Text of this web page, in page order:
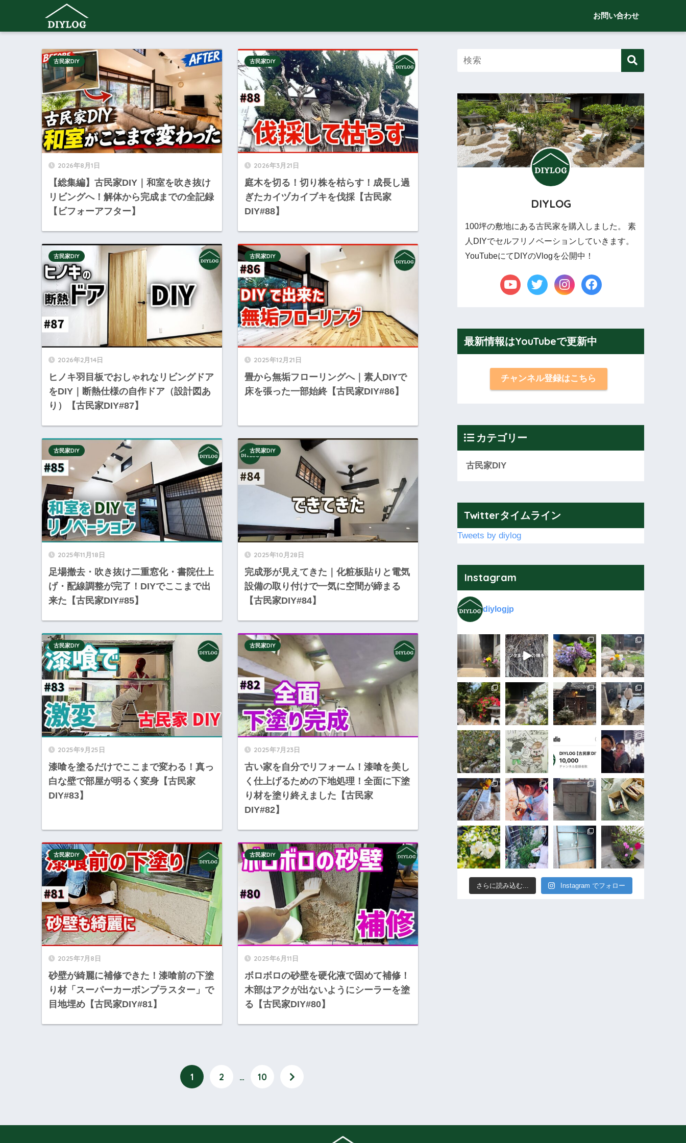
お問い合わせ
2026年8月1日
【総集編】古民家DIY｜和室を吹き抜け
リビングへ！解体から完成までの全記録
【ビフォーアフター】
古民家DIY
2026年3月21日
庭木を切る！切り株を枯らす！成長し過
ぎたカイヅカイブキを伐採【古民家
DIY#88】
古民家DIY
2026年2月14日
ヒノキ羽目板でおしゃれなリビングドア
をDIY｜断熱仕様の自作ドア（設計図あ
り）【古民家DIY#87】
古民家DIY
2025年12月21日
畳から無垢フローリングへ｜素人DIYで
床を張った一部始終【古民家DIY#86】
古民家DIY
2025年11月18日
足場撤去・吹き抜け二重窓化・書院仕上
げ・配線調整が完了！DIYでここまで出
来た【古民家DIY#85】
古民家DIY
2025年10月28日
完成形が見えてきた｜化粧板貼りと電気
設備の取り付けで一気に空間が締まる
【古民家DIY#84】
古民家DIY
2025年9月25日
漆喰を塗るだけでここまで変わる！真っ
白な壁で部屋が明るく変身【古民家
DIY#83】
古民家DIY
2025年7月23日
古い家を自分でリフォーム！漆喰を美し
く仕上げるための下地処理！全面に下塗
り材を塗り終えました【古民家
DIY#82】
古民家DIY
2025年7月8日
砂壁が綺麗に補修できた！漆喰前の下塗
り材「スーパーカーボンプラスター」で
目地埋め【古民家DIY#81】
古民家DIY
2025年6月11日
ボロボロの砂壁を硬化液で固めて補修！
木部はアクが出ないようにシーラーを塗
る【古民家DIY#80】
古民家DIY
1 2 … 10
DIYLOG
100坪の敷地にある古民家を購入しました。 素
人DIYでセルフリノベーションしていきます。
YouTubeにてDIYのVlogを公開中！
最新情報はYouTubeで更新中
チャンネル登録はこちら
カテゴリー
古民家DIY
Twitterタイムライン
Tweets by diylog
Instagram
diylogjp
さらに読み込む... Instagram でフォロー